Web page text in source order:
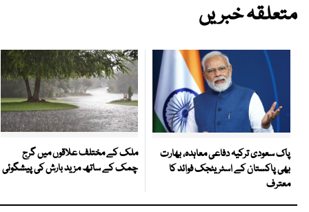
متعلقہ خبریں
پاک سعودی ترکیہ دفاعی معاہدہ، بھارت
بھی پاکستان کے اسٹریٹجک فوائد کا
معترف
ملک کے مختلف علاقوں میں گرج
چمک کے ساتھ مزید بارش کی پیشگوئی